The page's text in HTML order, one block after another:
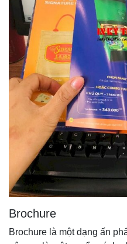
Brochure
Brochure là một dạng ấn